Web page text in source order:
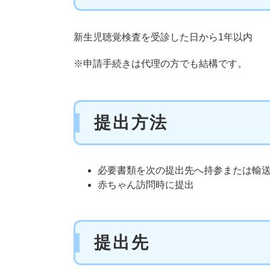
新生児聴覚検査を受診した日から1年以内
※申請手続きは代理の方でも結構です。
提出方法
必要書類を次の提出先へ持参または輸
赤ちゃん訪問時に提出
提出先